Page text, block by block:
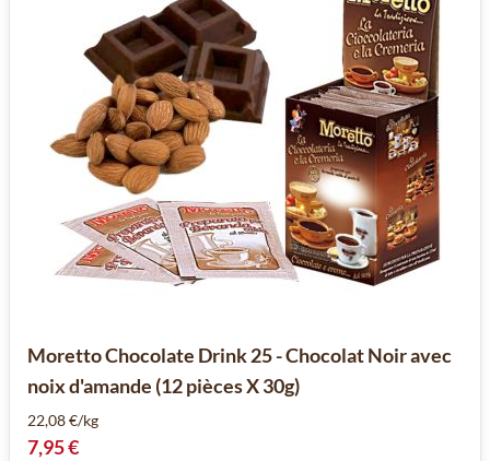
Moretto Chocolate Drink 25 - Chocolat Noir avec
noix d'amande (12 pièces X 30g)
22,08 €/kg
7,95 €